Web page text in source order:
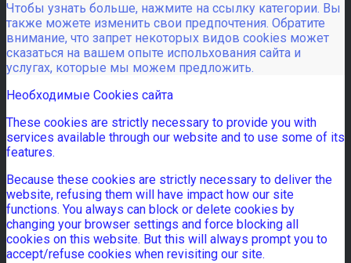
Чтобы узнать больше, нажмите на ссылку категории. Вы
также можете изменить свои предпочтения. Обратите
внимание, что запрет некоторых видов cookies может
сказаться на вашем опыте испольхования сайта и
услугах, которые мы можем предложить.
Необходимые Cookies сайта
These cookies are strictly necessary to provide you with
services available through our website and to use some of its
features.
Because these cookies are strictly necessary to deliver the
website, refusing them will have impact how our site
functions. You always can block or delete cookies by
changing your browser settings and force blocking all
cookies on this website. But this will always prompt you to
accept/refuse cookies when revisiting our site.